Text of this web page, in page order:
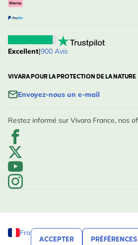
ACCEPTER PRÉFÉRENCES
FILTRER
Excellent|900 Avis
VIVARA POUR LA PROTECTION DE LA NATURE
Envoyez-nous un e-mail
Restez informé sur Vivara France, nos
France